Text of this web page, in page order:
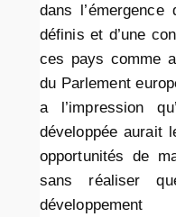
dans
définis et d’une
ces pays comme
du Parlement
a l’impression
développée aurait
opportunités de
sans réaliser